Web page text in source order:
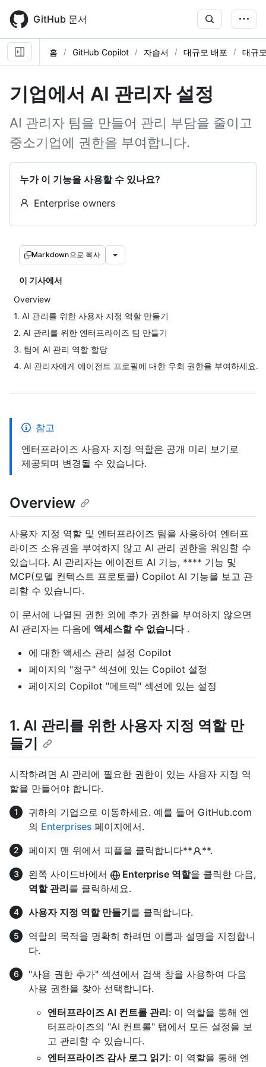
main
content
GitHub 문서
홈 GitHub Copilot 자습서 대규모 배포 대규
기업에서 AI 관리자 설정
AI 관리자 팀을 만들어 관리 부담을 줄이고
중소기업에 권한을 부여합니다.
누가 이 기능을 사용할 수 있나요?
Enterprise owners
Markdown으로 복사
이 기사에서
Overview
1. AI 관리를 위한 사용자 지정 역할 만들기
2. AI 관리를 위한 엔터프라이즈 팀 만들기
3. 팀에 AI 관리 역할 할당
4. AI 관리자에게 에이전트 프로필에 대한 우회 권한을 부여하세요.
참고
엔터프라이즈 사용자 지정 역할은 공개 미리 보기로
제공되며 변경될 수 있습니다.
Overview
사용자 지정 역할 및 엔터프라이즈 팀을 사용하여 엔터프
라이즈 소유권을 부여하지 않고 AI 관리 권한을 위임할 수
있습니다. AI 관리자는 에이전트 AI 기능, **** 기능 및
MCP(모델 컨텍스트 프로토콜) Copilot AI 기능을 보고 관
리할 수 있습니다.
이 문서에 나열된 권한 외에 추가 권한을 부여하지 않으면
AI 관리자는 다음에 액세스할 수 없습니다.
에 대한 액세스 관리 설정 Copilot
페이지의 "청구" 섹션에 있는 Copilot 설정
페이지의 Copilot "메트릭" 섹션에 있는 설정
1. AI 관리를 위한 사용자 지정 역할 만
들기
시작하려면 AI 관리에 필요한 권한이 있는 사용자 지정 역
할을 만들어야 합니다.
귀하의 기업으로 이동하세요. 예를 들어 GitHub.com
의 Enterprises 페이지에서.
페이지 맨 위에서 피플을 클릭합니다**
**.
왼쪽 사이드바에서
Enterprise 역할을 클릭한 다음,
역할 관리를 클릭하세요.
사용자 지정 역할 만들기를 클릭합니다.
역할의 목적을 명확히 하려면 이름과 설명을 지정합니
다.
"사용 권한 추가" 섹션에서 검색 창을 사용하여 다음
사용 권한을 찾아 선택합니다.
엔터프라이즈 AI 컨트롤 관리: 이 역할을 통해 엔
터프라이즈의 "AI 컨트롤" 탭에서 모든 설정을 보
고 관리할 수 있습니다.
엔터프라이즈 감사 로그 읽기: 이 역할을 통해 엔